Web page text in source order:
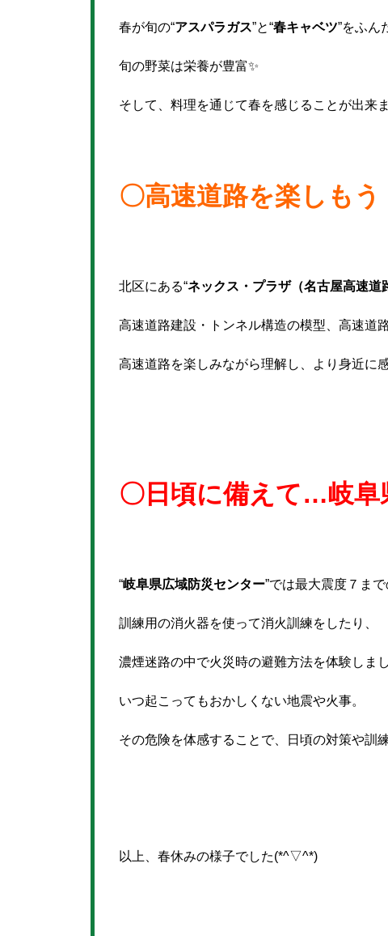
春が旬の“アスパラガス”と“春キャベツ”をふん
旬の野菜は栄養が豊富✨
そして、料理を通じて春を感じることが出来
〇高速道路を楽しも
北区にある“ネックス・プラザ（名古屋高速道
高速道路建設・トンネル構造の模型、高速道
高速道路を楽しみながら理解し、より身近に
〇日頃に備えて…岐阜
“岐阜県広域防災センター”では最大震度７ま
訓練用の消火器を使って消火訓練をしたり、
濃煙迷路の中で火災時の避難方法を体験しまし
いつ起こってもおかしくない地震や火事。
その危険を体感することで、日頃の対策や訓
以上、春休みの様子でした(*^▽^*)